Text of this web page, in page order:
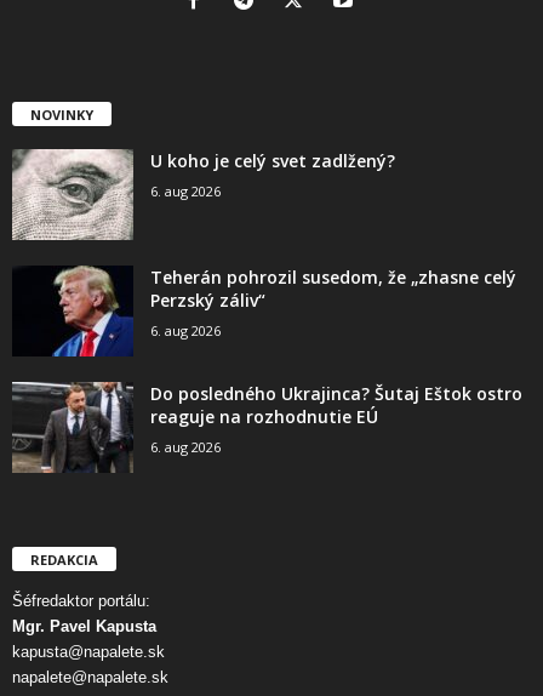
NOVINKY
U koho je celý svet zadlžený?
6. aug 2026
Teherán pohrozil susedom, že „zhasne celý
Perzský záliv“
6. aug 2026
Do posledného Ukrajinca? Šutaj Eštok ostro
reaguje na rozhodnutie EÚ
6. aug 2026
REDAKCIA
Šéfredaktor portálu:
Mgr. Pavel Kapusta
kapusta@napalete.sk
napalete@napalete.sk